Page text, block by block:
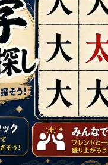
21:00 - 22:00
Elychiffonダンス部
MLGround ＃58
21:00 - 24:00
– 麻雀イベント
アニメくん 第4話
21:00 - 23:59
集会 初心者説明会